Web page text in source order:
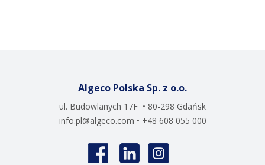
Algeco Polska Sp. z o.o.
ul. Budowlanych 17F • 80-298 Gdańsk
info.pl@algeco.com • +48 608 055 000